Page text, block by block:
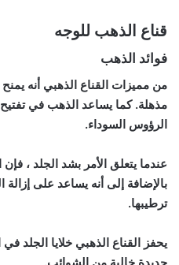
قناع الذهب للوجه
فوائد الذهب
من مميزات القناع الذهبي أنه
مذهلة. كما يساعد الذهب في تفتيح
الرؤوس السوداء.
عندما يتعلق الأمر بشد الجلد ،
بالإضافة إلى أنه يساعد على
ترطيبها.
يحفز القناع الذهبي خلايا الجلد
جديدة خالية من الشوائب.